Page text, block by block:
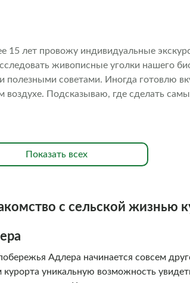
15 лет провожу индивидуальные
живописные уголки нашего
полезными советами. Иногда готовлю
воздухе. Подсказываю, где сделать
Показать всех
с сельской жизнью
Адлера начинается совсем
уникальную возможность